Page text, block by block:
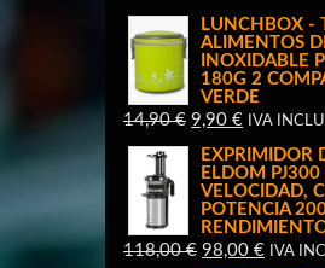
LUNCHBOX -
ALIMENTOS
INOXIDABLE
180G 2
VERDE
14,90€ EL
PRECIO
ORIGINAL
ERA:
14,90 €.
9,90 €EL
PRECIO
ACTUAL
ES:
9,90 €.
IVA
EXPRIMIDOR
ELDOM PJ300
VELOCIDAD,
POTENCIA
118,00€ EL
98,00 €ELIVA